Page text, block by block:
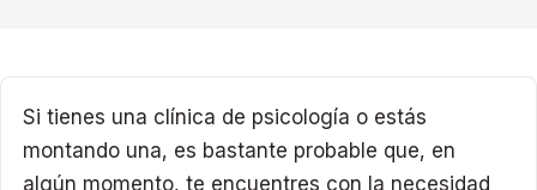
Si tienes una clínica de psicología o estás
montando una, es bastante probable que, en
algún momento, te encuentres con la necesidad